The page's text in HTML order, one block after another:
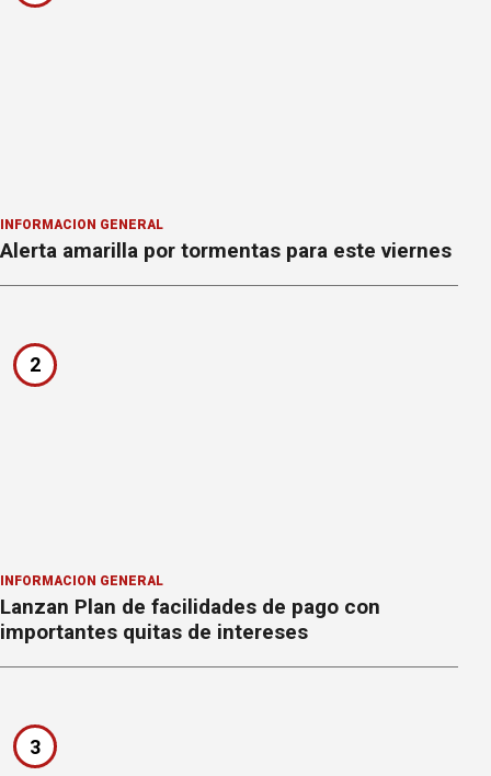
INFORMACION GENERAL
Alerta amarilla por tormentas para este viernes
2
INFORMACION GENERAL
Lanzan Plan de facilidades de pago con
importantes quitas de intereses
3